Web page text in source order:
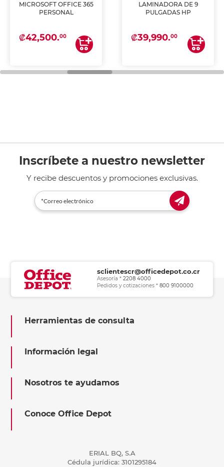
MICROSOFT OFFICE 365
PERSONAL
₡42,500.00
LAMINADORA DE 9
PULGADAS HP
₡39,990.00
Inscríbete a nuestro newsletter
Y recibe descuentos y promociones exclusivas.
sclientescr@officedepot.co.cr
Asesoría *2208 4000
Pedidos y cotizaciones *800 9100000
Herramientas de consulta
Información legal
Nosotros te ayudamos
Conoce Office Depot
ERIAL BQ, S.A
Cédula jurídica: 3101295184